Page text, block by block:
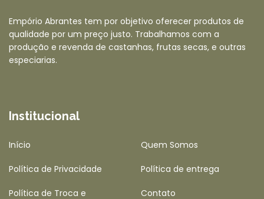
Empório Abrantes tem por objetivo oferecer produtos de
qualidade por um preço justo. Trabalhamos com a
produção e revenda de castanhas, frutas secas, e outras
especiarias.
Institucional
Início Quem Somos
Política de Privacidade Política de entrega
Política de Troca e
Contato